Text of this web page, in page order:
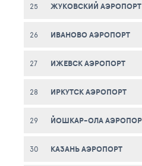
25 ЖУКОВСКИЙ АЭРОПОРТ
26 ИВАНОВО АЭРОПОРТ
27 ИЖЕВСК АЭРОПОРТ
28 ИРКУТСК АЭРОПОРТ
29 ЙОШКАР-ОЛА
30 КАЗАНЬ АЭРОПОРТ